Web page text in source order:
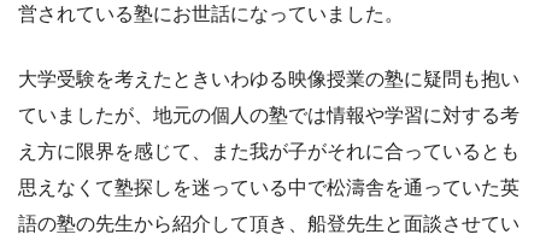
営されている塾にお世話になっていました。
大学受験を考えたときいわゆる映像授業の塾に疑問も抱い
ていましたが、地元の個人の塾では情報や学習に対する考
え方に限界を感じて、また我が子がそれに合っているとも
思えなくて塾探しを迷っている中で松濤舎を通っていた英
語の塾の先生から紹介して頂き、船登先生と面談させてい